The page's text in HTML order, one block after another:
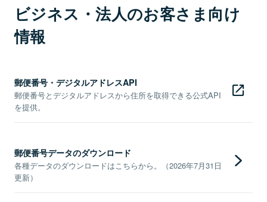
ビジネス・法人のお客さま向け
情報
郵便番号・デジタルアドレスAPI
郵便番号とデジタルアドレスから住所を取得できる公式API
を提供。
郵便番号データのダウンロード
各種データのダウンロードはこちらから。（2026年7月31日
更新）